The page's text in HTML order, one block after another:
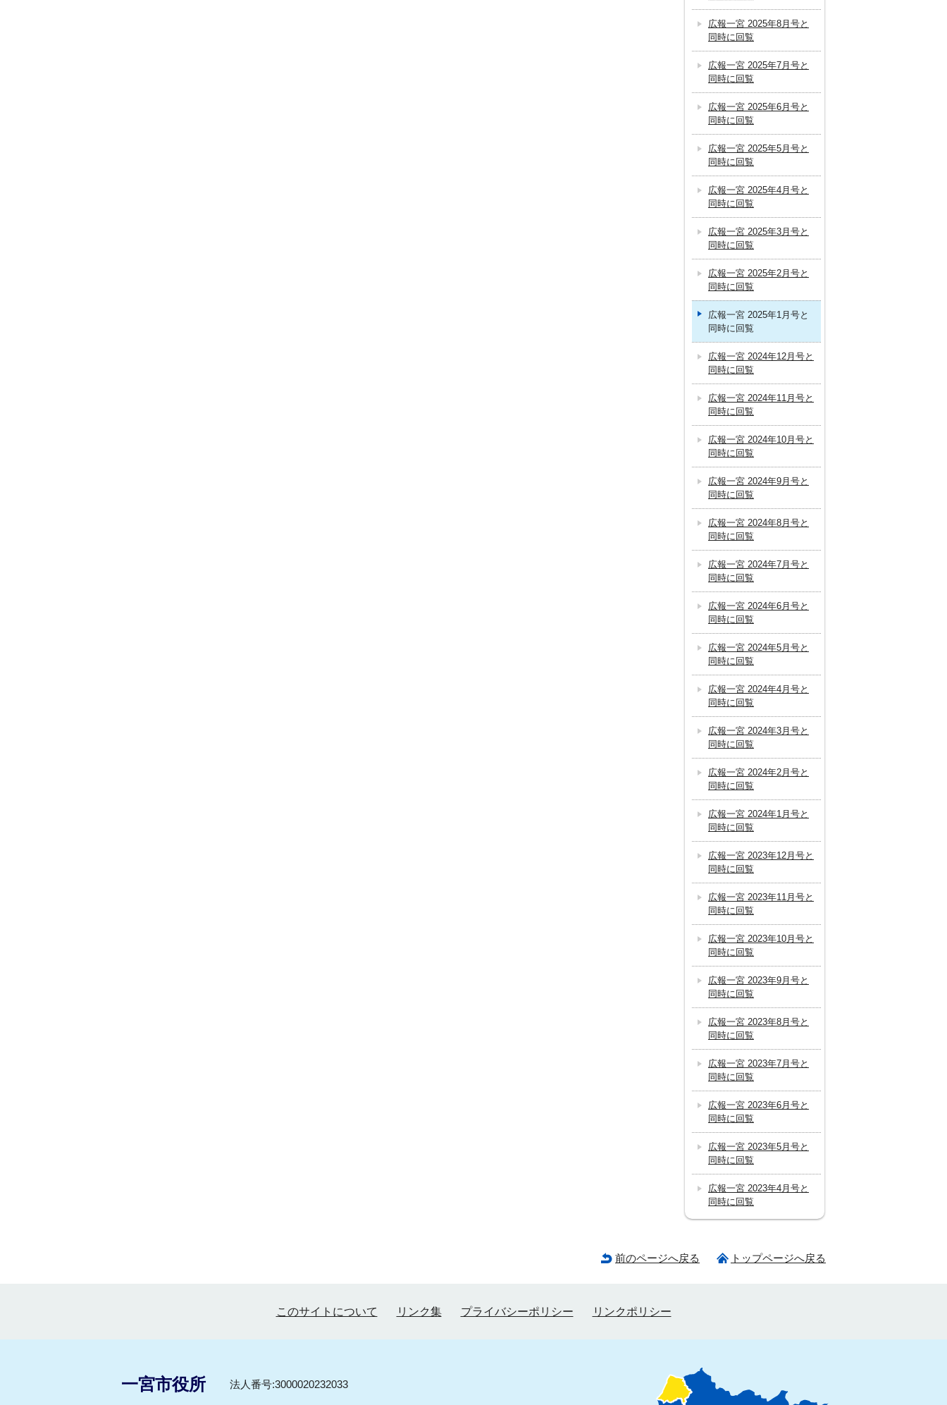
広報一宮 2025年8月号と
同時に回覧
広報一宮 2025年7月号と
同時に回覧
広報一宮 2025年6月号と
同時に回覧
広報一宮 2025年5月号と
同時に回覧
広報一宮 2025年4月号と
同時に回覧
広報一宮 2025年3月号と
同時に回覧
広報一宮 2025年2月号と
同時に回覧
広報一宮 2025年1月号と
同時に回覧
広報一宮 2024年12月号と
同時に回覧
広報一宮 2024年11月号と
同時に回覧
広報一宮 2024年10月号と
同時に回覧
広報一宮 2024年9月号と
同時に回覧
広報一宮 2024年8月号と
同時に回覧
広報一宮 2024年7月号と
同時に回覧
広報一宮 2024年6月号と
同時に回覧
広報一宮 2024年5月号と
同時に回覧
広報一宮 2024年4月号と
同時に回覧
広報一宮 2024年3月号と
同時に回覧
広報一宮 2024年2月号と
同時に回覧
広報一宮 2024年1月号と
同時に回覧
広報一宮 2023年12月号と
同時に回覧
広報一宮 2023年11月号と
同時に回覧
広報一宮 2023年10月号と
同時に回覧
広報一宮 2023年9月号と
同時に回覧
広報一宮 2023年8月号と
同時に回覧
広報一宮 2023年7月号と
同時に回覧
広報一宮 2023年6月号と
同時に回覧
広報一宮 2023年5月号と
同時に回覧
広報一宮 2023年4月号と
同時に回覧
前のページへ戻る トップページへ戻る
このサイトについて リンク集 プライバシーポリシー リンクポリシー
一宮市役所 法人番号:3000020232033